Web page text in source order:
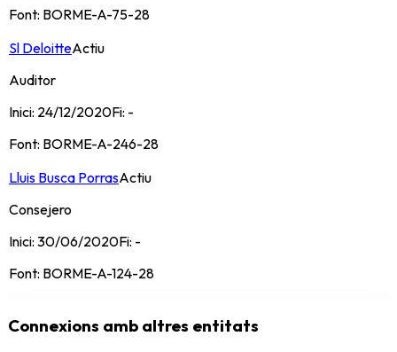
Font: BORME-A-75-28
Sl DeloitteActiu
Auditor
Inici: 24/12/2020Fi: -
Font: BORME-A-246-28
Lluis Busca PorrasActiu
Consejero
Inici: 30/06/2020Fi: -
Font: BORME-A-124-28
Connexions amb altres entitats